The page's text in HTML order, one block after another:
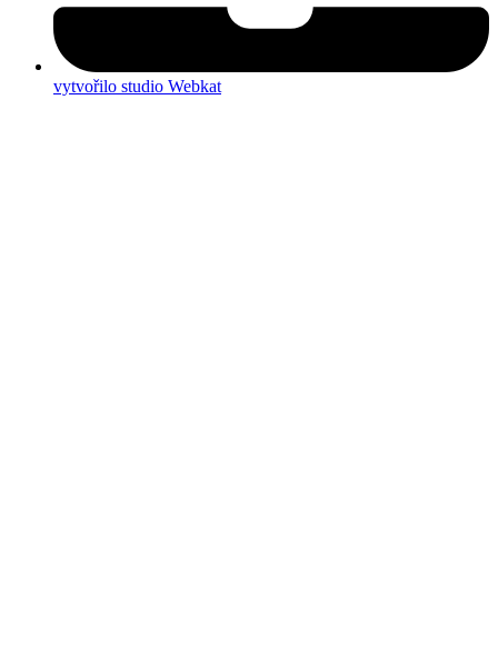
vytvořilo studio Webkat